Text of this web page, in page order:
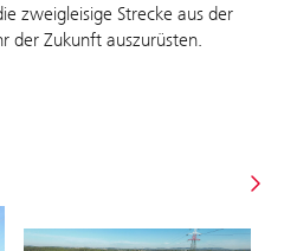
zweigleisige Strecke aus der
der Zukunft auszurüsten.